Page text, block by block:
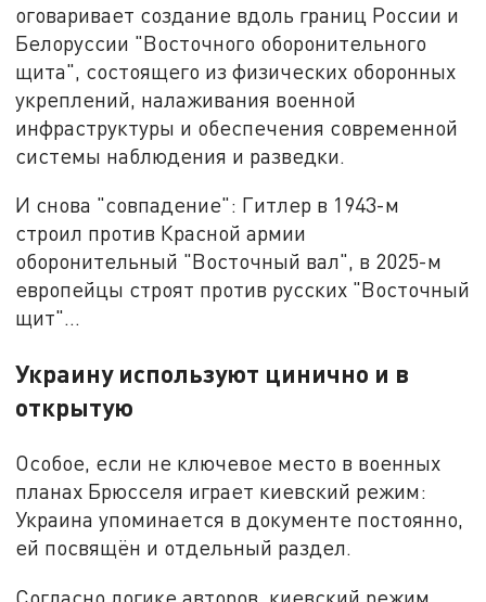
оговаривает создание вдоль границ России и
Белоруссии "Восточного оборонительного
щита", состоящего из физических оборонных
укреплений, налаживания военной
инфраструктуры и обеспечения современной
системы наблюдения и разведки.
И снова "совпадение": Гитлер в 1943-м
строил против Красной армии
оборонительный "Восточный вал", в 2025-м
европейцы строят против русских "Восточный
щит"…
Украину используют цинично и в
открытую
Особое, если не ключевое место в военных
планах Брюсселя играет киевский режим:
Украина упоминается в документе постоянно,
ей посвящён и отдельный раздел.